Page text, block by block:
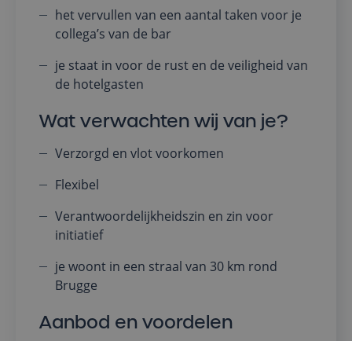
het vervullen van een aantal taken voor je
collega’s van de bar
je staat in voor de rust en de veiligheid van
de hotelgasten
Wat verwachten wij van je?
Verzorgd en vlot voorkomen
Flexibel
Verantwoordelijkheidszin en zin voor
initiatief
je woont in een straal van 30 km rond
Brugge
Aanbod en voordelen